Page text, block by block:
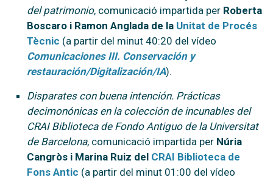
del patrimonio, comunicació impartida per Roberta
Boscaro i Ramon Anglada de la Unitat de Procés
Tècnic (a partir del minut 40:20 del vídeo
Comunicaciones III. Conservación y
restauración/Digitalización/IA).
Disparates con buena intención. Prácticas
decimonónicas en la colección de incunables del
CRAI Biblioteca de Fondo Antiguo de la Universitat
de Barcelona, comunicació impartida per Núria
Cangròs i Marina Ruiz del CRAI Biblioteca de
Fons Antic (a partir del minut 01:00 del vídeo